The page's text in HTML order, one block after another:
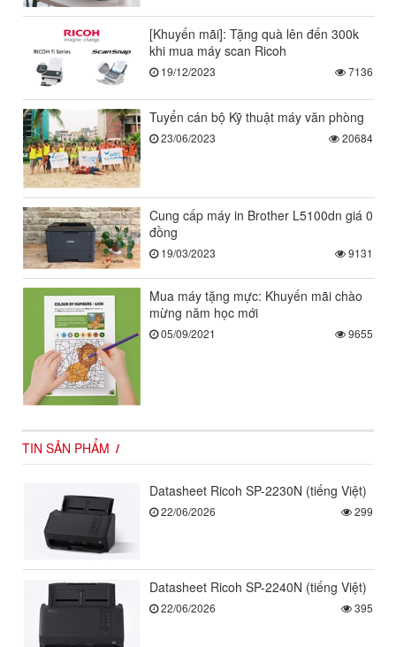
[Khuyến mãi]: Tặng quà lên đến 300k
khi mua máy scan Ricoh
19/12/2023 7136
Tuyển cán bộ Kỹ thuật máy văn phòng
23/06/2023 20684
Cung cấp máy in Brother L5100dn giá 0
đồng
19/03/2023 9131
Mua máy tặng mực: Khuyến mãi chào
mừng năm học mới
05/09/2021 9655
TIN SẢN PHẨM
Datasheet Ricoh SP-2230N (tiếng Việt)
22/06/2026 299
Datasheet Ricoh SP-2240N (tiếng Việt)
22/06/2026 395